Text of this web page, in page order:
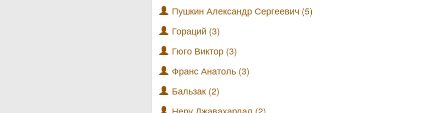
Пушкин Александр Сергеевич (5)
Гораций (3)
Гюго Виктор (3)
Франс Анатоль (3)
Бальзак (2)